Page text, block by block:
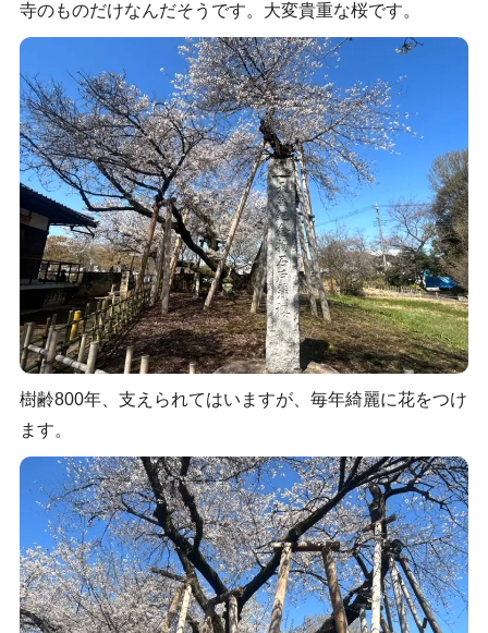
寺のものだけなんだそうです。大変貴重な桜です。
樹齢800年、支えられてはいますが、毎年綺麗に花をつけ
ます。